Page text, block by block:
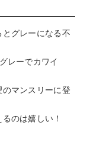
グレーになる不
レーでカワイ
マンスリーに登
のは嬉しい！